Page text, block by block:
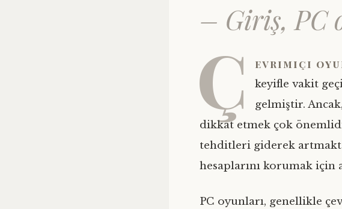
– Giriş, PC
Ç evrimiçi
keyifle vakit
gelmiştir.
dikkat etmek çok
tehditleri giderek
hesaplarını korumak için
PC oyunları, genellikle